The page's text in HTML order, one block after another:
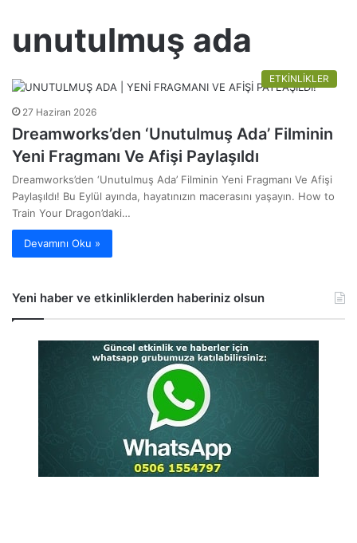
unutulmuş ada
ETKİNLİKLER
27 Haziran 2026
Dreamworks’den ‘Unutulmuş Ada’ Filminin
Yeni Fragmanı Ve Afişi Paylaşıldı
Dreamworks’den ‘Unutulmuş Ada’ Filminin Yeni Fragmanı Ve Afişi
Paylaşıldı! Bu Eylül ayında, hayatınızın macerasını yaşayın. How to
Train Your Dragon’daki…
Devamını Oku »
Yeni haber ve etkinliklerden haberiniz olsun